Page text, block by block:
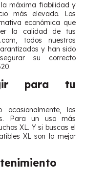
la máxima fiabilidad y
más elevado. Los
económica que
la calidad de tus
todos nuestros
y han sido
su correcto
para tu
los
Para un uso más
XL. Y si buscas el
XL son la mejor